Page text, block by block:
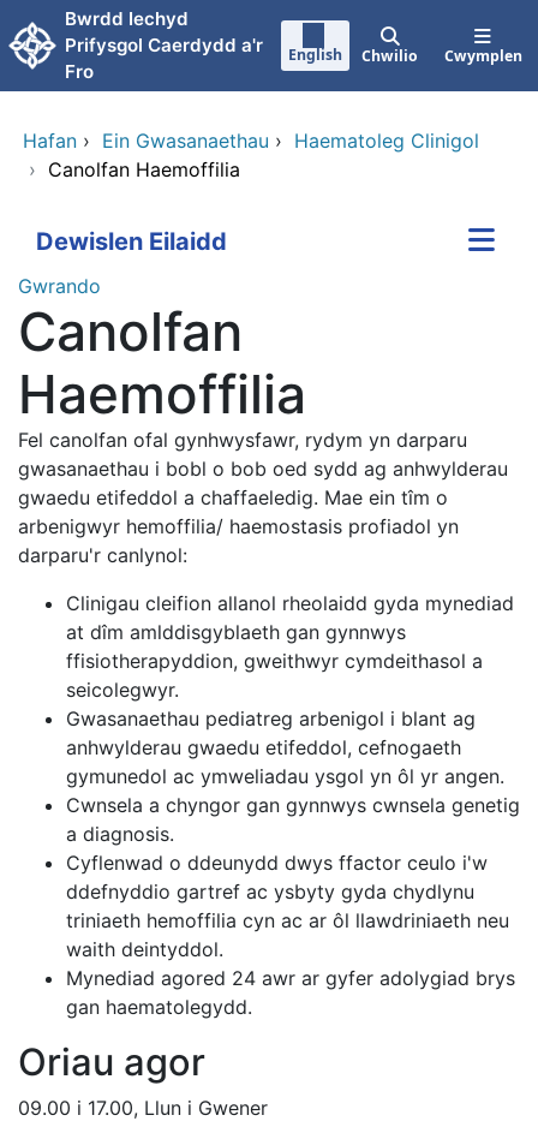
Neidio i'r prif gynnwy
Bwrdd Iechyd
Prifysgol Caerdydd a'r
Fro
English Chwilio Cwymplen
Hafan › Ein Gwasanaethau › Haematoleg Clinigol
› Canolfan Haemoffilia
Dewislen Eilaidd
Gwrando
Canolfan
Haemoffilia
Fel canolfan ofal gynhwysfawr, rydym yn darparu
gwasanaethau i bobl o bob oed sydd ag anhwylderau
gwaedu etifeddol a chaffaeledig. Mae ein tîm o
arbenigwyr hemoffilia/ haemostasis profiadol yn
darparu'r canlynol:
Clinigau cleifion allanol rheolaidd gyda mynediad
at dîm amlddisgyblaeth gan gynnwys
ffisiotherapyddion, gweithwyr cymdeithasol a
seicolegwyr.
Gwasanaethau pediatreg arbenigol i blant ag
anhwylderau gwaedu etifeddol, cefnogaeth
gymunedol ac ymweliadau ysgol yn ôl yr angen.
Cwnsela a chyngor gan gynnwys cwnsela genetig
a diagnosis.
Cyflenwad o ddeunydd dwys ffactor ceulo i'w
ddefnyddio gartref ac ysbyty gyda chydlynu
triniaeth hemoffilia cyn ac ar ôl llawdriniaeth neu
waith deintyddol.
Mynediad agored 24 awr ar gyfer adolygiad brys
gan haematolegydd.
Oriau agor
09.00 i 17.00, Llun i Gwener